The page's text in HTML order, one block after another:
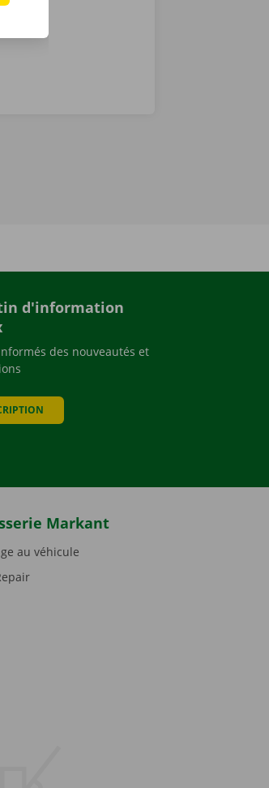
d'information
des nouveautés et
Markant
au véhicule